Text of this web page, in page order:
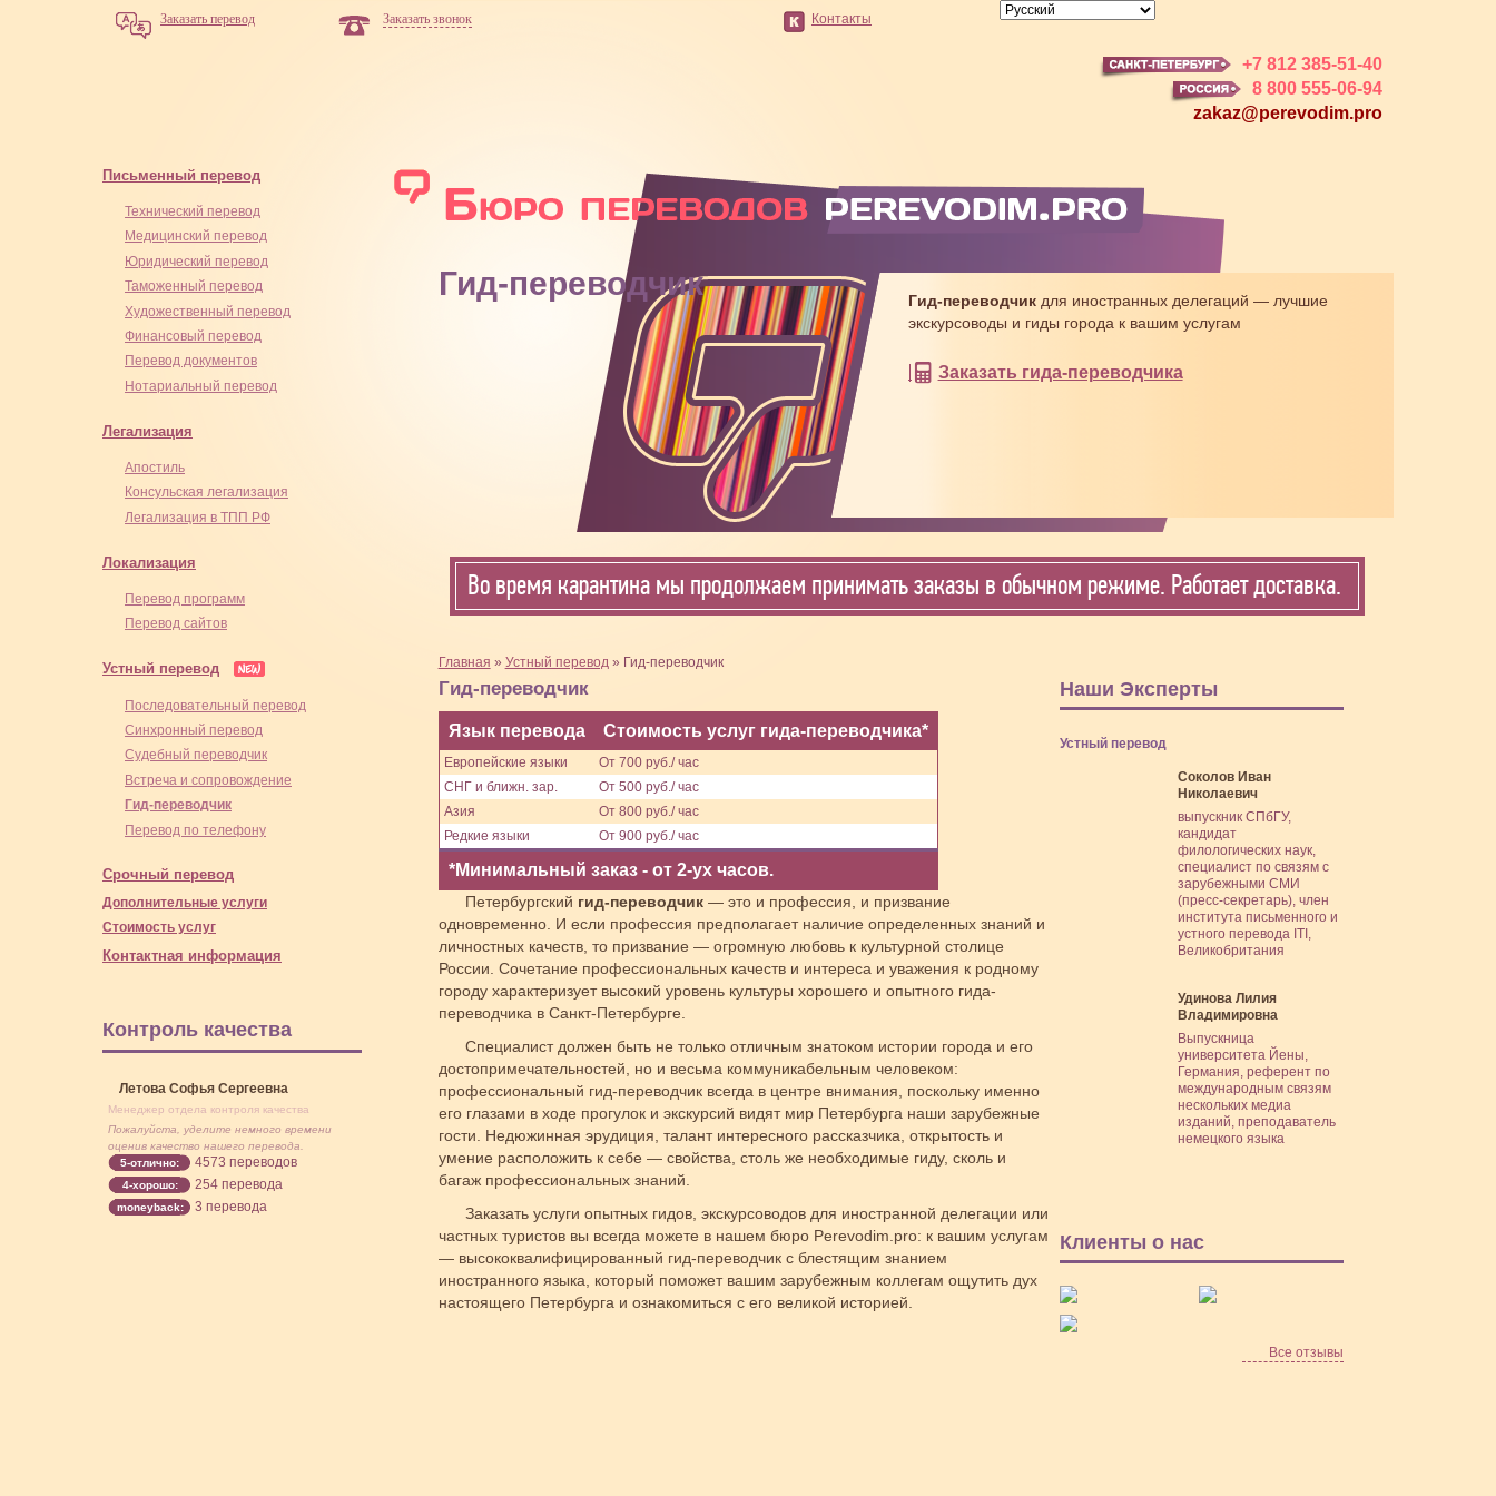
Заказать перевод Заказать звонок Контакты
+7 812 385-51-40
8 800 555-06-94
zakaz@perevodim.pro
Письменный перевод
Технический перевод
Медицинский перевод
Юридический перевод
Таможенный перевод
Художественный перевод
Финансовый перевод
Перевод документов
Нотариальный перевод
Легализация
Апостиль
Консульская легализация
Легализация в ТПП РФ
Локализация
Перевод программ
Перевод сайтов
Устный перевод
Последовательный перевод
Синхронный перевод
Cудебный переводчик
Встреча и сопровождение
Гид-переводчик
Перевод по телефону
Срочный перевод
Дополнительные услуги
Стоимость услуг
Контактная информация
Контроль качества
Летова Софья Сергеевна
Менеджер отдела контроля качества
Пожалуйста, уделите немного времени
оценив качество нашего перевода.
5-отлично:
4573 переводов
4-хорошо: 254 перевода
moneyback: 3 перевода
Гид-переводчик Гид-переводчикдля иностранных делегаций — лучшие
экскурсоводы и гиды города к вашим услугам
Заказать гида-переводчика
Во время карантина мы продолжаем принимать заказы в обычном режиме. Работает доставка.
Главная » Устный перевод» Гид-переводчик
Наши Эксперты
Устный перевод
Соколов Иван
Николаевич
выпускник СПбГУ,
кандидат
филологических наук,
специалист по связям с
зарубежными СМИ
(пресс-секретарь), член
института письменного и
устного перевода ITI,
Великобритания
Удинова Лилия
Владимировна
Выпускница
университета Йены,
Германия, референт по
международным связям
нескольких медиа
изданий, преподаватель
немецкого языка
Клиенты о нас
Все отзывы
Гид-переводчик
Язык перевода Стоимость услуг гида-переводчика*
Европейские языки
От 700 руб./ час
СНГ и ближн. зар.
От 500 руб./ час
Азия
От 800 руб./ час
Редкие языки
От 900 руб./ час
*Минимальный заказ - от 2-ух часов.
Петербургский гид-переводчик— это и профессия, и призвание
одновременно. И если профессия предполагает наличие определенных знаний и
личностных качеств, то призвание — огромную любовь к культурной столице
России. Сочетание профессиональных качеств и интереса и уважения к родному
городу характеризует высокий уровень культуры хорошего и опытного гида-
переводчика в Санкт-Петербурге.
Специалист должен быть не только отличным знатоком истории города и его
достопримечательностей, но и весьма коммуникабельным человеком:
профессиональный гид-переводчик всегда в центре внимания, поскольку именно
его глазами в ходе прогулок и экскурсий видят мир Петербурга наши зарубежные
гости. Недюжинная эрудиция, талант интересного рассказчика, открытость и
умение расположить к себе — свойства, столь же необходимые гиду, сколь и
багаж профессиональных знаний.
Заказать услуги опытных гидов, экскурсоводов для иностранной делегации или
частных туристов вы всегда можете в нашем бюро Perevodim.pro: к вашим услугам
— высококвалифицированный гид-переводчик с блестящим знанием
иностранного языка, который поможет вашим зарубежным коллегам ощутить дух
настоящего Петербурга и ознакомиться с его великой историей.